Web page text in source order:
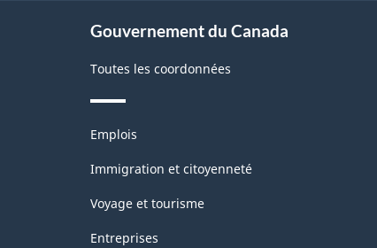
(SCIAN)
2022
version
1.0
pour
secteur
Gouvernement du Canada
Toutes les coordonnées
Thèmes
sujets
Emplois
Immigration et citoyenneté
Voyage et tourisme
Entreprises